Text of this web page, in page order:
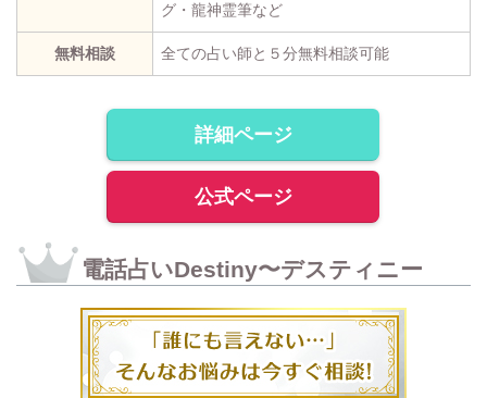
グ・龍神霊筆など
無料相談 全ての占い師と５分無料相談可能
詳細ページ
公式ページ
電話占いDestiny〜デスティニー